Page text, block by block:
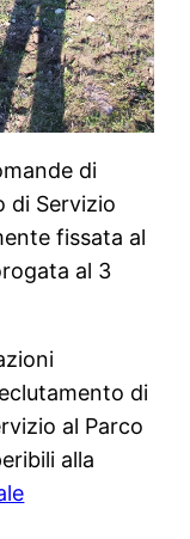
di
di Servizio
fissata al
al 3
di
al Parco
alla